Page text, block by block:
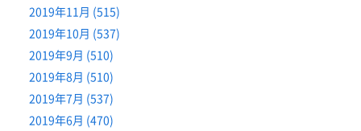
2019年11月 (515)
2019年10月 (537)
2019年9月 (510)
2019年8月 (510)
2019年7月 (537)
2019年6月 (470)